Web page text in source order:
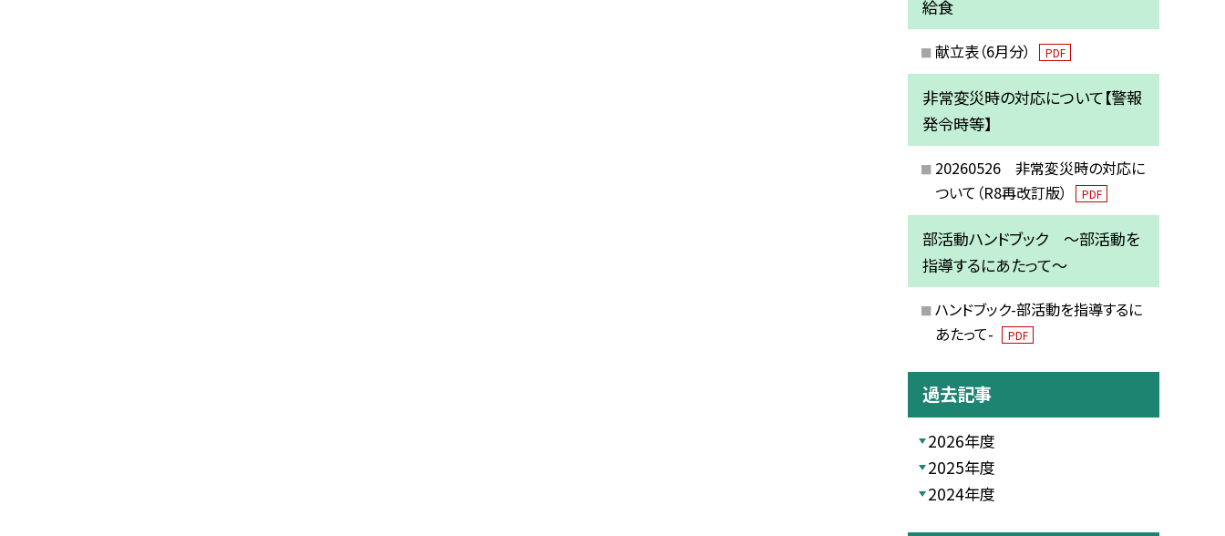
給食
献立表（6月分） PDF
非常変災時の対応について【警報
発令時等】
20260526 非常変災時の対応に
ついて（R8再改訂版）
PDF
部活動ハンドブック ～部活動を
指導するにあたって～
ハンドブック-部活動を指導するに
あたって-
PDF
過去記事
2026年度
2025年度
2024年度